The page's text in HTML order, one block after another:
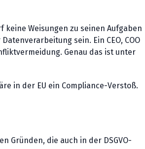
keine Weisungen zu seinen Aufgaben
sein. Ein CEO, COO
Genau das ist unter
in der EU ein Compliance-Verstoß.
Gründen, die auch in der DSGVO-